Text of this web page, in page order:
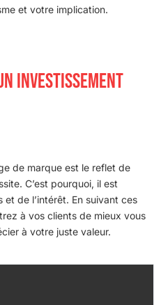
et votre implication.
INVESTISSEMENT
de marque est le reflet de
C’est pourquoi, il est
de l’intérêt. En suivant ces
à vos clients de mieux vous
à votre juste valeur.